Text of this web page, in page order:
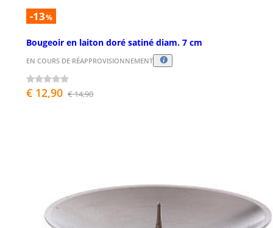
-13%
Bougeoir en laiton doré satiné diam. 7 cm
EN COURS DE RÉAPPROVISIONNEMENT
€ 12,90 € 14,90